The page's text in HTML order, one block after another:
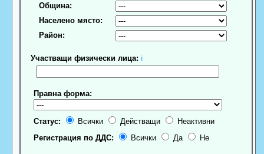
Община:
Населено място:
Район:
Участващи физически лица: ℹ
Правна форма:
Статус: Всички Действащи
Неактивни
Регистрация по ДДС:
Всички Да Не